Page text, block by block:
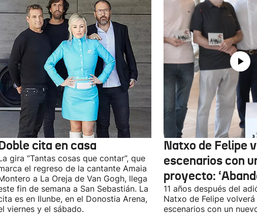
cita en casa
gira “Tantas cosas que contar”, que
el regreso de la cantante Amaia
a La Oreja de Van Gogh, llega
fin de semana a San Sebastián. La
es en Ilunbe, en el Donostia Arena,
viernes y el sábado.
Natxo de Felipe
escenarios con
proyecto:
11 años después del
Natxo de Felipe
escenarios con un